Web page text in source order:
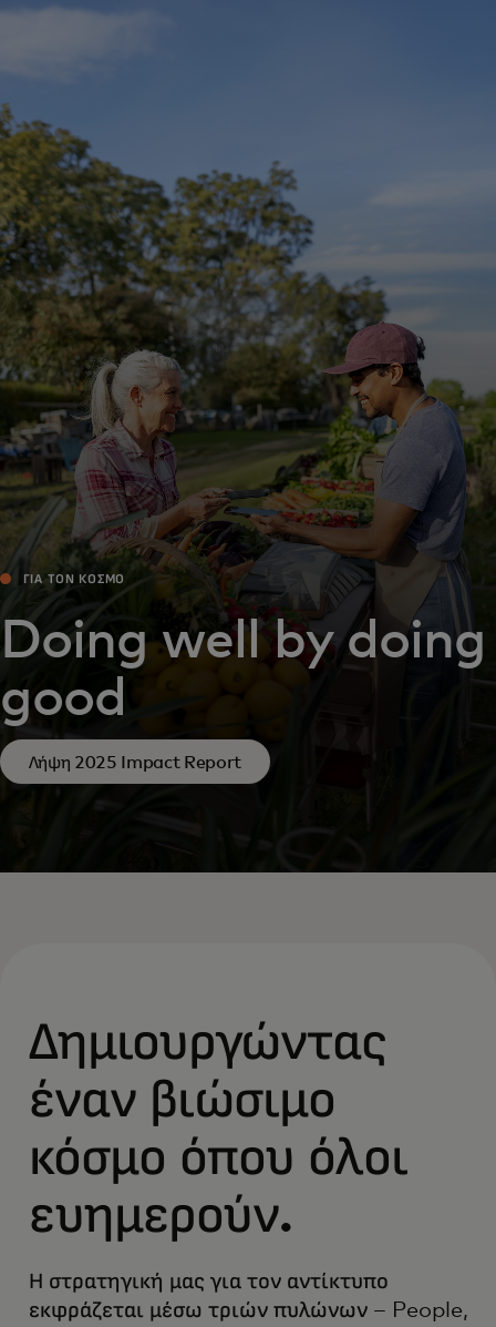
Για τον κόσμο
Για καινοτόμους
Νέα και τάσεις
ΓΙΑ ΤΟΝ ΚΌΣΜΟ
Doing well by doing
good
Λήψη 2025 Impact Report
Δημιουργώντας
έναν βιώσιμο
κόσμο όπου όλοι
ευημερούν.
Η στρατηγική μας για τον αντίκτυπο
εκφράζεται μέσω τριών πυλώνων – People,